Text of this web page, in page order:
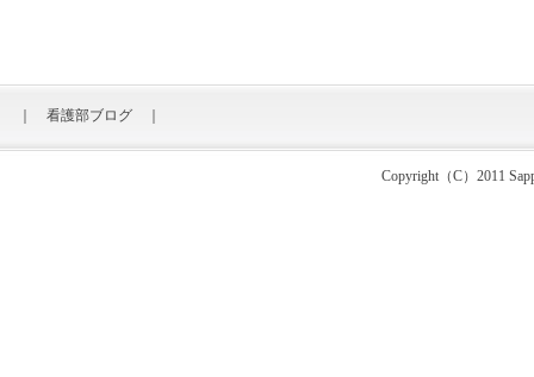
看護部ブログ
Copyright（C）2011